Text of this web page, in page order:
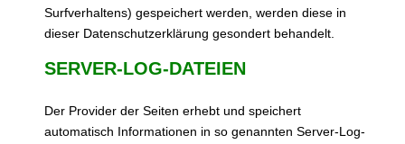
Surfverhaltens) gespeichert werden, werden diese in
dieser Datenschutzerklärung gesondert behandelt.
SERVER-LOG-DATEIEN
Der Provider der Seiten erhebt und speichert
automatisch Informationen in so genannten Server-Log-